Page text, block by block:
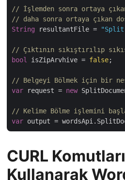
// İşlemden sonra ortaya
// daha sonra ortaya çıkan
String resultantFile =
// Çıktının sıkıştırılıp
bool
isZipArvhive = false;
// Belgeyi Bölmek için bir
var request = new
// Kelime Bölme işlemini
var
CURL
Kullanarak